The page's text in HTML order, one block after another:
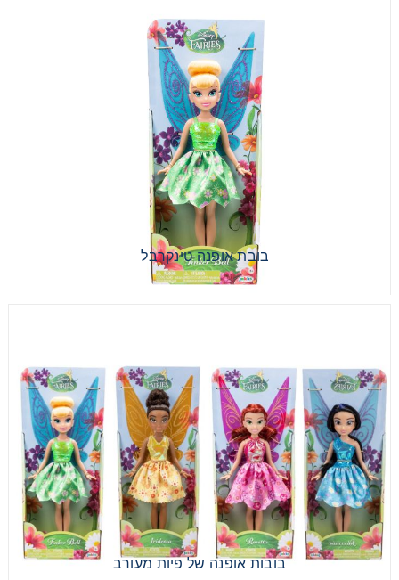
בובת אופנה טינקרבל
בובות אופנה של פיות מעורב
וויש כוכב צלילים ואורות
וויש סט כוכב מאיר ותרמיל